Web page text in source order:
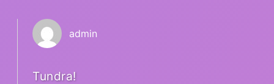
admin
Tundra!